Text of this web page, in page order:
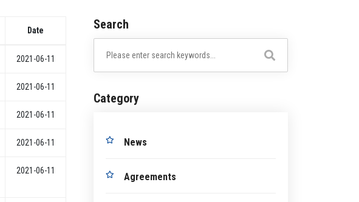
Date
2021-06-11
2021-06-11
2021-06-11
2021-06-11
2021-06-11
Search
Category
News
Agreements